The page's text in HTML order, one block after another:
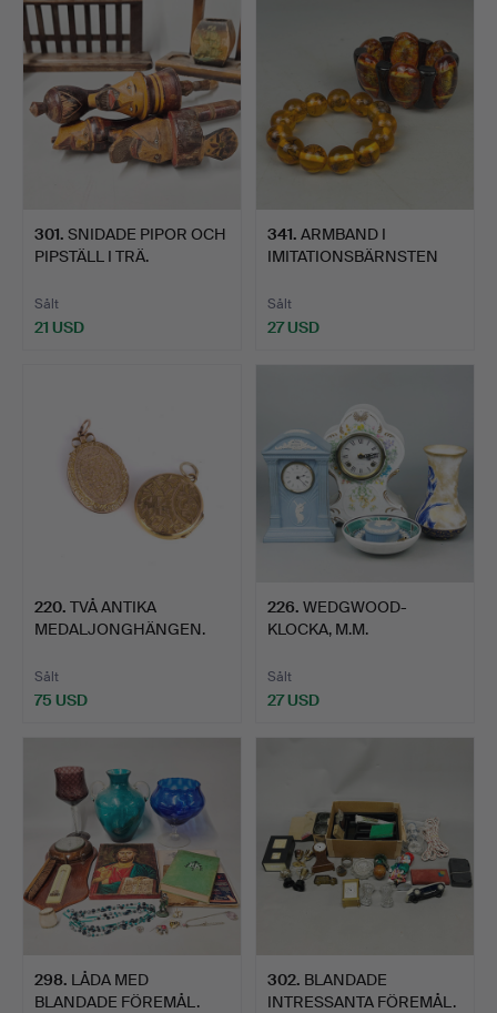
301. SNIDADE PIPOR OCH
PIPSTÄLL I TRÄ.
Sålt
21 USD
341. ARMBAND I
IMITATIONSBÄRNSTEN
Sålt
27 USD
220. TVÅ ANTIKA
MEDALJONGHÄNGEN.
Sålt
75 USD
226. WEDGWOOD-
KLOCKA, M.M.
Sålt
27 USD
298. LÅDA MED
BLANDADE FÖREMÅL.
302. BLANDADE
INTRESSANTA FÖREMÅL.